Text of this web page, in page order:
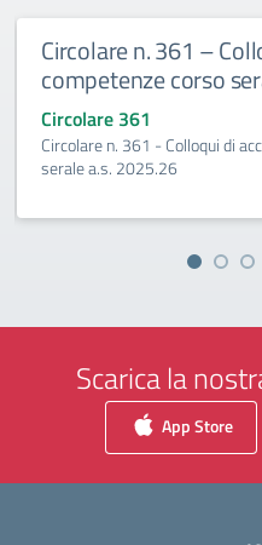
Circolare n. 361 –
competenze corso
Circolare 361
Circolare n. 361 - Colloqui di
serale a.s. 2025.26
Scarica la
App Store